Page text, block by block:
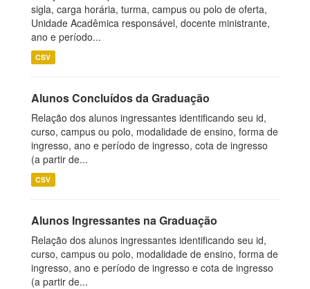
sigla, carga horária, turma, campus ou polo de oferta,
Unidade Acadêmica responsável, docente ministrante,
ano e período...
CSV
Alunos Concluídos da Graduação
Relação dos alunos ingressantes identificando seu id,
curso, campus ou polo, modalidade de ensino, forma de
ingresso, ano e período de ingresso, cota de ingresso
(a partir de...
CSV
Alunos Ingressantes na Graduação
Relação dos alunos ingressantes identificando seu id,
curso, campus ou polo, modalidade de ensino, forma de
ingresso, ano e período de ingresso e cota de ingresso
(a partir de...